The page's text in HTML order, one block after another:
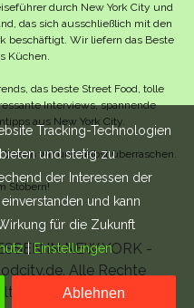
durch New York City und
das sich ausschließlich mit den
beschäftigt. Wir liefern das Beste
Küchen.
das beste Street Food, tolle
Interviews, spannende
aus New York City.
wir uns selbst überraschen.
Stöbern!
IN NEW YORK -
Alle Rechte
Tracking-Technologien
und stetig zu
der Interessen der
und kann
für die Zukunft
| Einstellungen
Ablehnen